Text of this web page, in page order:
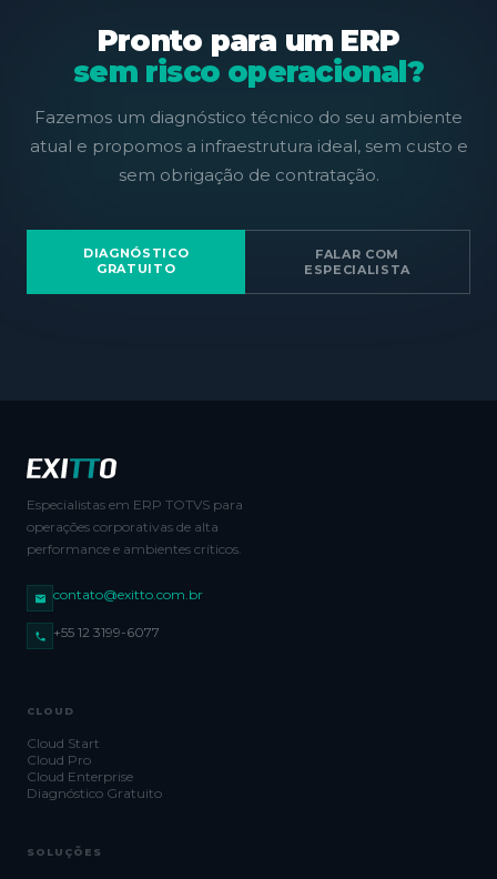
Pronto para um ERP
sem risco operacional?
Fazemos um diagnóstico técnico do seu ambiente
atual e propomos a infraestrutura ideal, sem custo e
sem obrigação de contratação.
DIAGNÓSTICO
GRATUITO
FALAR COM
ESPECIALISTA
Especialistas em ERP TOTVS para
operações corporativas de alta
performance e ambientes críticos.
contato@exitto.com.br
+55 12 3199-6077
CLOUD
Cloud Start
Cloud Pro
Cloud Enterprise
Diagnóstico Gratuito
SOLUÇÕES